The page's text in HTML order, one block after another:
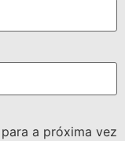
a próxima vez